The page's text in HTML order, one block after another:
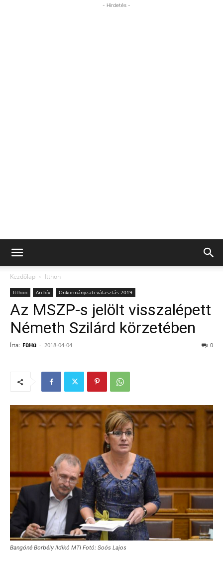
- Hirdetés -
Kezdőlap Itthon
Itthon Archív Önkormányzati választás 2019
Az MSZP-s jelölt visszalépett
Németh Szilárd körzetében
Írta: FüHü - 2018-04-04 0
Bangóné Borbély Ildikó MTI Fotó: Soós Lajos